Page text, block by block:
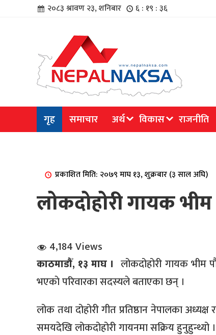
२०८३ श्रावण २३, शनिबार ६ : १९ : ३६
गृह समाचार अर्थ विकास राजनीति
प्रकाशित मिति: २०७९ माघ १३, शुक्रबार (३ साल अघि)
लोकदोहोरी गायक
4,184 Views
काठमाडौँ, १३ माघ । लोकदोहोरी गायक भीम
भएकाे परिवारका सदस्यले बताएका छन् ।
लोक तथा दोहोरी गीत प्रतिष्ठान नेपालका
समयदेखि लोकदोहोरी गायनमा सक्रिय हुनुहुन्थ्यो